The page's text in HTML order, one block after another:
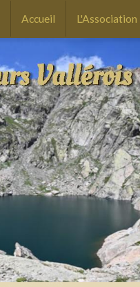
Accueil L'Association